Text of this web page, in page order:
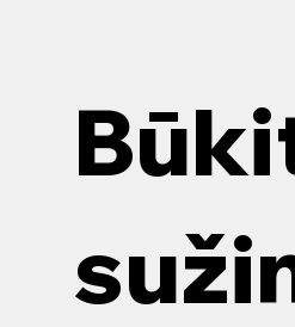
padeda tausoti
nuotekų...